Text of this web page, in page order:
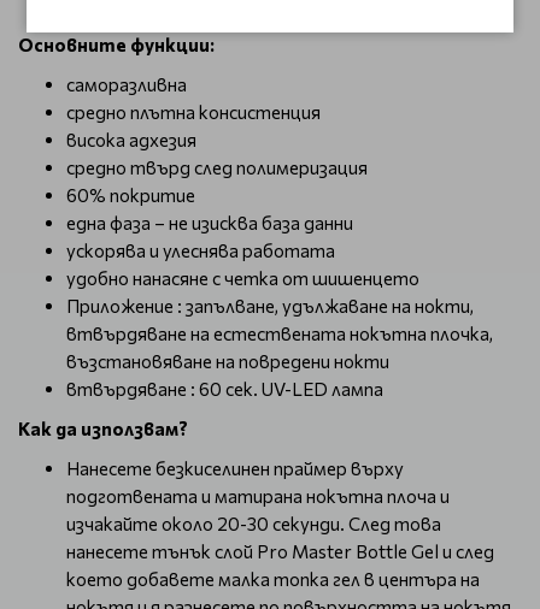
Основните функции:
саморазливна
средно плътна консистенция
висока адхезия
средно твърд след полимеризация
60% покритие
една фаза – не изисква база данни
ускорява и улеснява работата
удобно нанасяне с четка от шишенцето
Приложение : запълване, удължаване на нокти,
втвърдяване на естествената нокътна плочка,
възстановяване на повредени нокти
втвърдяване : 60 сек. UV-LED лампа
Как да използвам?
Нанесете безкиселинен праймер върху
подготвената и матирана нокътна плоча и
изчакайте около 20-30 секунди. След това
нанесете тънък слой Pro Master Bottle Gel и след
което добавете малка топка гел в центъра на